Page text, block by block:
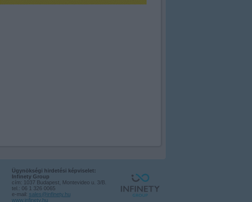
Ügynökségi hirdetési képviselet:
Infinety Group
cím: 1037 Budapest, Montevideo u. 3/B.
tel.: 06 1 326 0065
e-mail: sales@infinety.hu
www.infinety.hu